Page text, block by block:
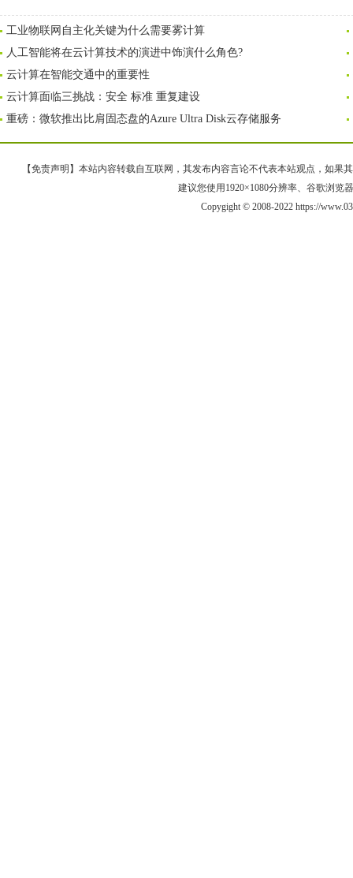
工业物联网自主化关键为什么需要雾计算
人工智能将在云计算技术的演进中饰演什么角色?
云计算在智能交通中的重要性
云计算面临三挑战：安全 标准 重复建设
重磅：微软推出比肩固态盘的Azure Ultra Disk云存储服务
【免责声明】本站内容转载自互联网，其发布内容言论不代表本站观点，如果
建议您使用1920×1080分辨率、谷歌浏览
Copygight © 2008-2022 https://